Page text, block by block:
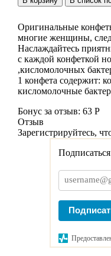
Оригинальные
многие женщины,
Наслаждайтесь
с каждой конфеткой
,кисломолочных
1 конфета содержит:
кисломолочные
Бонус за отзыв: 63 Р
Отзыв
Зарегистрируйтесь,